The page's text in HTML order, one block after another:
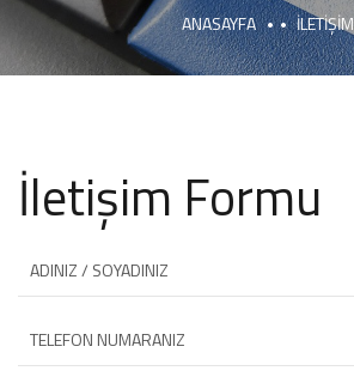
ANASAYFA İLETIŞIM
İletişim Formu